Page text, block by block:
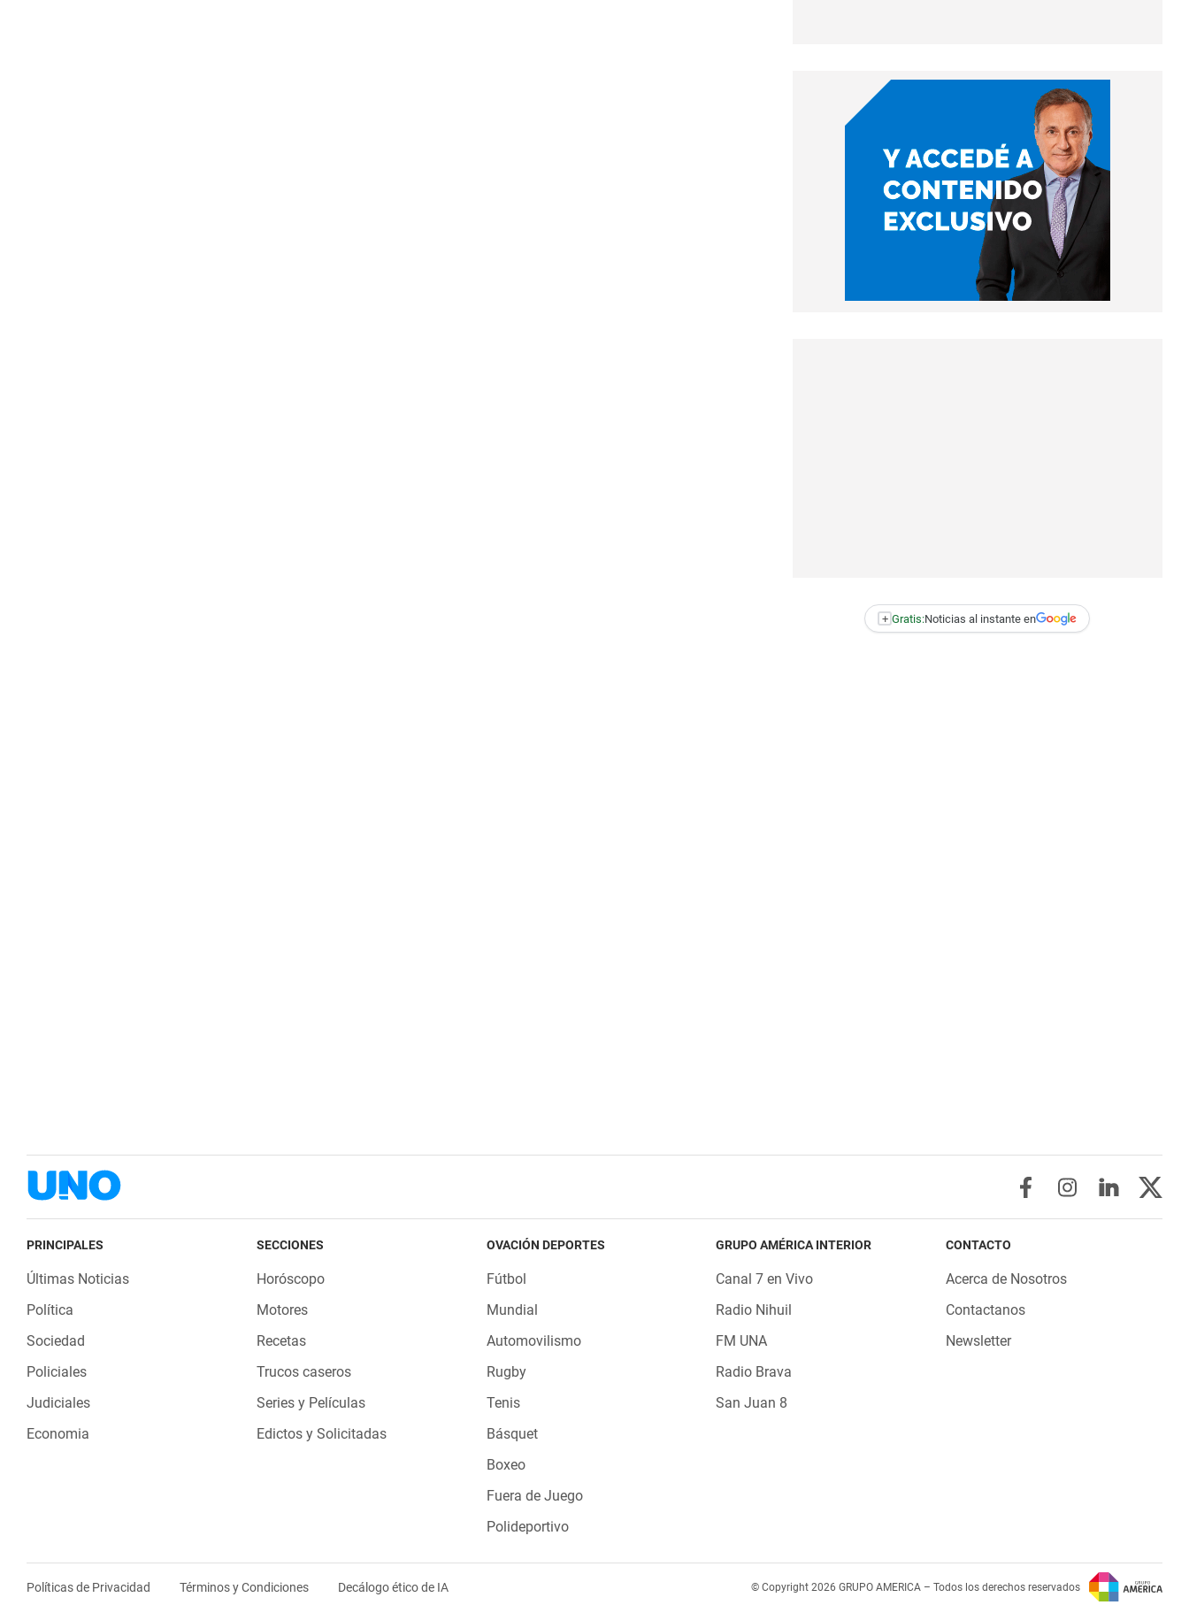
+ Gratis:Noticias al instante en
PRINCIPALES
Últimas Noticias
Política
Sociedad
Policiales
Judiciales
Economia
SECCIONES
Horóscopo
Motores
Recetas
Trucos caseros
Series y Películas
Edictos y Solicitadas
OVACIÓN DEPORTES
Fútbol
Mundial
Automovilismo
Rugby
Tenis
Básquet
Boxeo
Fuera de Juego
Polideportivo
GRUPO AMÉRICA INTERIOR
Canal 7 en Vivo
Radio Nihuil
FM UNA
Radio Brava
San Juan 8
CONTACTO
Acerca de Nosotros
Contactanos
Newsletter
Políticas de Privacidad Términos y Condiciones Decálogo ético de IA © Copyright 2026 GRUPO AMERICA – Todos los derechos reservados